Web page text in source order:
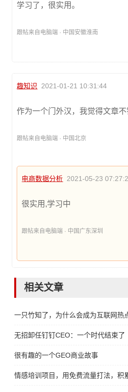
学习了，很实用。
跟帖来自电脑端 · 中国安徽淮南
趣知识 2021-01-21 10:31:44
作为一个门外汉，我觉得文章不
跟帖来自电脑端 · 中国北京
电商数据分析 2021-05-23
很实用,学习中
跟帖来自电脑端 · 中国广东深圳
相关文章
一只竹知了，为什么会成为互联网热
无招卸任钉钉CEO：一个时代结束了
很有趣的一个GEO商业故事
情感培训项目，用免费流量打法，